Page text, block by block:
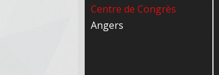
Centre de Congrès
Angers